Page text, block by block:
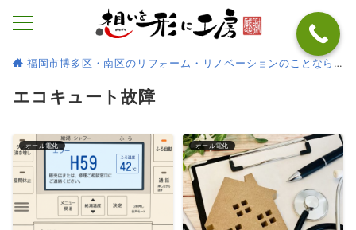
福岡市博多区・南区のリフォーム・リノベーションのことなら
エコキュート故障
オール電化 オール電化